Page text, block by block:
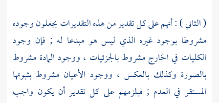
( الثاني ) : أنهم على كل تقدير من هذه التقديرات يجعلون وجوده
مشروطا بوجود غيره الذي ليس هو مبدعا له ; فإن وجود
الكليات في الخارج مشروط بالجزئيات ، ووجود المادة مشروط
بالصورة وكذلك بالعكس ، ووجود الأعيان مشروط بثبوتها
المستقر في العدم ; فيلزمهم على كل تقدير أن يكون واجب